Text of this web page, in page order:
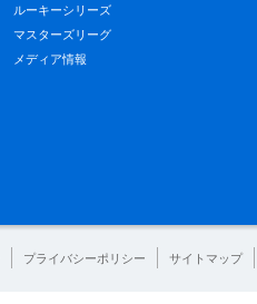
ルーキーシリーズ
マスターズリーグ
メディア情報
プライバシーポリシー サイトマップ